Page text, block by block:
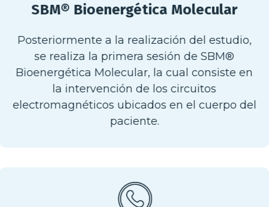
SBM® Bioenergética Molecular
Posteriormente a la realización del estudio,
se realiza la primera sesión de SBM®
Bioenergética Molecular, la cual consiste en
la intervención de los circuitos
electromagnéticos ubicados en el cuerpo del
paciente.